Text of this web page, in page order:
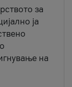
за
ја
на